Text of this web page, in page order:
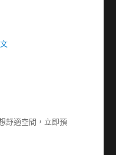
舒適空間，立即預